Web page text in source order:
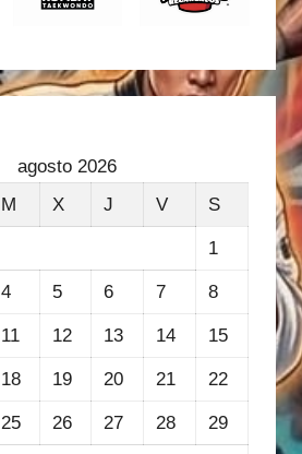
agosto 2026
M X J V S
1
4 5 6 7 8
11 12 13 14 15
18 19 20 21 22
25 26 27 28 29